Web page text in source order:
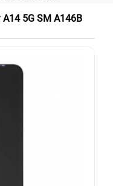
5G SM A146B